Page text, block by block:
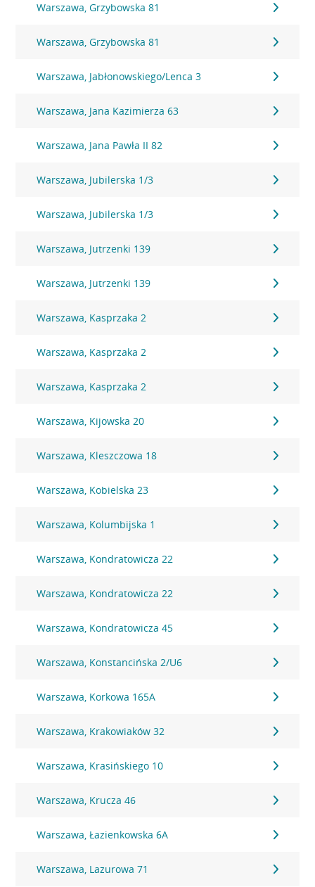
Warszawa, Grzybowska 81
Warszawa, Grzybowska 81
Warszawa, Jabłonowskiego/Lenca 3
Warszawa, Jana Kazimierza 63
Warszawa, Jana Pawła II 82
Warszawa, Jubilerska 1/3
Warszawa, Jubilerska 1/3
Warszawa, Jutrzenki 139
Warszawa, Jutrzenki 139
Warszawa, Kasprzaka 2
Warszawa, Kasprzaka 2
Warszawa, Kasprzaka 2
Warszawa, Kijowska 20
Warszawa, Kleszczowa 18
Warszawa, Kobielska 23
Warszawa, Kolumbijska 1
Warszawa, Kondratowicza 22
Warszawa, Kondratowicza 22
Warszawa, Kondratowicza 45
Warszawa, Konstancińska 2/U6
Warszawa, Korkowa 165A
Warszawa, Krakowiaków 32
Warszawa, Krasińskiego 10
Warszawa, Krucza 46
Warszawa, Łazienkowska 6A
Warszawa, Lazurowa 71